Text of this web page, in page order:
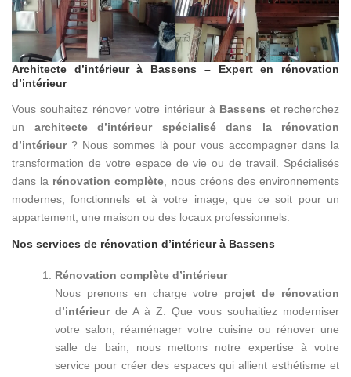
Architecte d’intérieur à Bassens – Expert en rénovation
d’intérieur
Vous souhaitez rénover votre intérieur à Bassens et recherchez
un architecte d’intérieur spécialisé dans la rénovation
d’intérieur? Nous sommes là pour vous accompagner dans la
transformation de votre espace de vie ou de travail. Spécialisés
dans la rénovation complète , nous créons des environnements
modernes, fonctionnels et à votre image, que ce soit pour un
appartement, une maison ou des locaux professionnels.
Nos services de rénovation d’intérieur à Bassens
Rénovation complète d’intérieur
Nous prenons en charge votre projet de rénovation
d’intérieurde A à Z. Que vous souhaitiez moderniser
votre salon, réaménager votre cuisine ou rénover une
salle de bain, nous mettons notre expertise à votre
service pour créer des espaces qui allient esthétisme et